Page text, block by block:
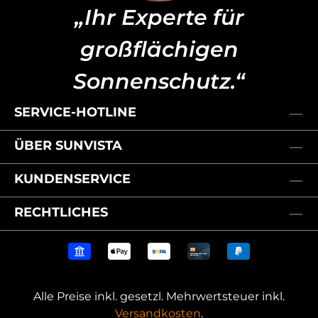
„Ihr Experte für
großflächigen
Sonnenschutz.“
SERVICE-HOTLINE
ÜBER SUNVISTA
KUNDENSERVICE
RECHTLICHES
Alle Preise inkl. gesetzl. Mehrwertsteuer inkl.
Versandkosten.